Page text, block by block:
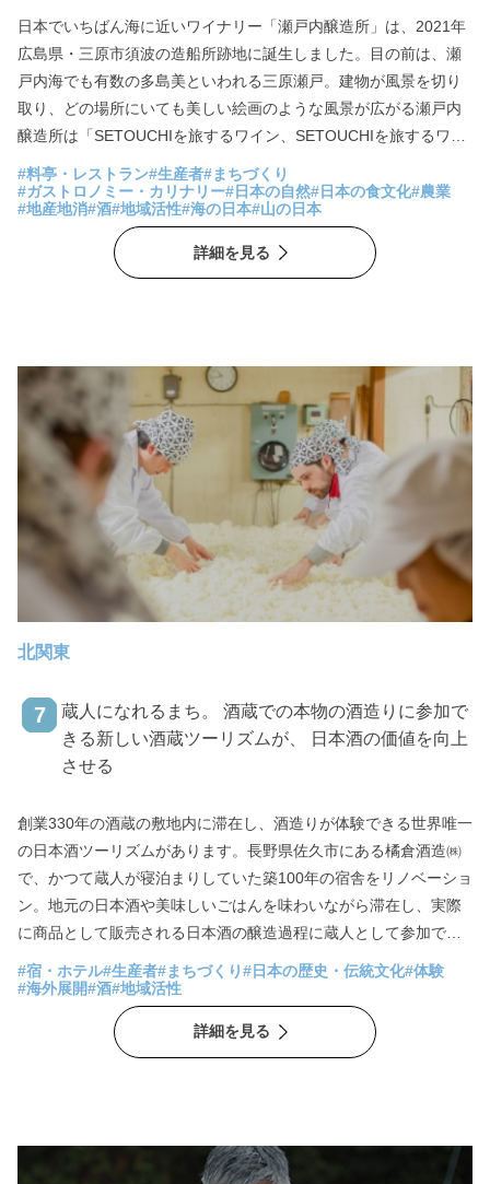
日本でいちばん海に近いワイナリー「瀬戸内醸造所」は、2021年
広島県・三原市須波の造船所跡地に誕生しました。目の前は、瀬
戸内海でも有数の多島美といわれる三原瀬戸。建物が風景を切り
取り、どの場所にいても美しい絵画のような風景が広がる瀬戸内
醸造所は「SETOUCHIを旅するワイン、SETOUCHIを旅するワイ
ナリー」がコンセプト。産地ごとの特徴を活かし、補糖をせず果
実の味わいと生産者の想いを大切にワインやシードルが造りださ
れています。併設されたレストラン「mio（澪）」では四季折々の
瀬戸内の食材と､山の恵みから誕生したワインやシードルとのペア
リングが楽しめ、瀬戸内海の新しい観光スポットとして注目を集
#料亭・レストラン#生産者#まちづくり
#ガストロノミー・カリナリー#日本の自然#日本の食文化#農業
#地産地消#酒#地域活性#海の日本#山の日本
詳細を見る
北関東
7
蔵人になれるまち。 酒蔵での本物の酒造りに参加で
きる新しい酒蔵ツーリズムが、 日本酒の価値を向上
させる
創業330年の酒蔵の敷地内に滞在し、酒造りが体験できる世界唯一
の日本酒ツーリズムがあります。長野県佐久市にある橘倉酒造㈱
で、かつて蔵人が寝泊まりしていた築100年の宿舎をリノベーショ
ン。地元の日本酒や美味しいごはんを味わいながら滞在し、実際
に商品として販売される日本酒の醸造過程に蔵人として参加でき
るのです。日本酒好きなら一度は体験してみたい特別なプログラ
ムは週末限定で実施され、2020年3月開業以来、リピーターも出
るほど人気です。 このプログラムを発案し、運営を担う㈱
KURABITO STAYの田澤麻里香社長は、日本酒ツーリズムや酒蔵
#宿・ホテル#生産者#まちづくり#日本の歴史・伝統文化#体験
#海外展開#酒#地域活性
詳細を見る